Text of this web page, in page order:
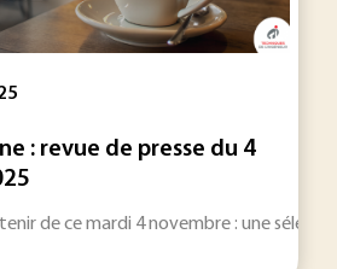
: revue de presse du 4
de ce mardi 4 novembre : une